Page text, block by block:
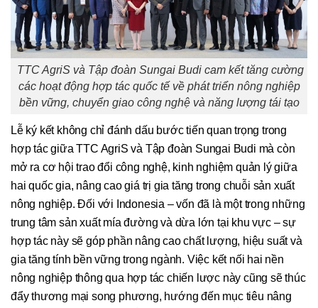
TTC AgriS và Tập đoàn Sungai Budi cam kết tăng cường
các hoạt động hợp tác quốc tế về phát triển nông nghiệp
bền vững, chuyển giao công nghệ và năng lượng tái tạo
Lễ ký kết không chỉ đánh dấu bước tiến quan trọng trong
hợp tác giữa TTC AgriS và Tập đoàn Sungai Budi mà còn
mở ra cơ hội trao đổi công nghệ, kinh nghiệm quản lý giữa
hai quốc gia, nâng cao giá trị gia tăng trong chuỗi sản xuất
nông nghiệp. Đối với Indonesia – vốn đã là một trong những
trung tâm sản xuất mía đường và dừa lớn tại khu vực – sự
hợp tác này sẽ góp phần nâng cao chất lượng, hiệu suất và
gia tăng tính bền vững trong ngành. Việc kết nối hai nền
nông nghiệp thông qua hợp tác chiến lược này cũng sẽ thúc
đẩy thương mại song phương, hướng đến mục tiêu nâng